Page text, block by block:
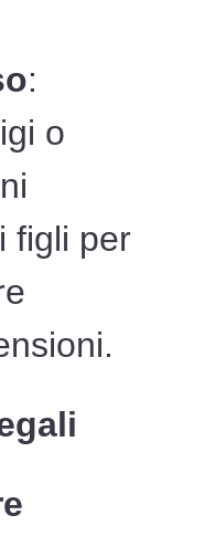
:
o
figli per